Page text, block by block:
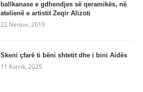
ballkanase e gdhendjes së qeramikës, në
atelienë e artistit Zeqir Alizoti
22 Nëntor, 2019
Skeni çfarë ti bëni shtetit dhe i bini Aidës
11 Korrik, 2025